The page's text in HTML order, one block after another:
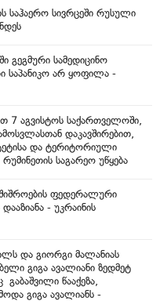
საჰაერო სივრცეში რუსული
გეგმური სამედიცინო
საპანიკო არ ყოფილა -
7 აგვისტოს საქართველოში,
დაკავშირებით,
და ტერიტორიული
საგარეო უწყება
ფედერალური
- უკრაინის
და გიორგი მალანიას
გიგა ავალიანი ზედმეტ
წააქეზა,
გიგა ავალიანს -